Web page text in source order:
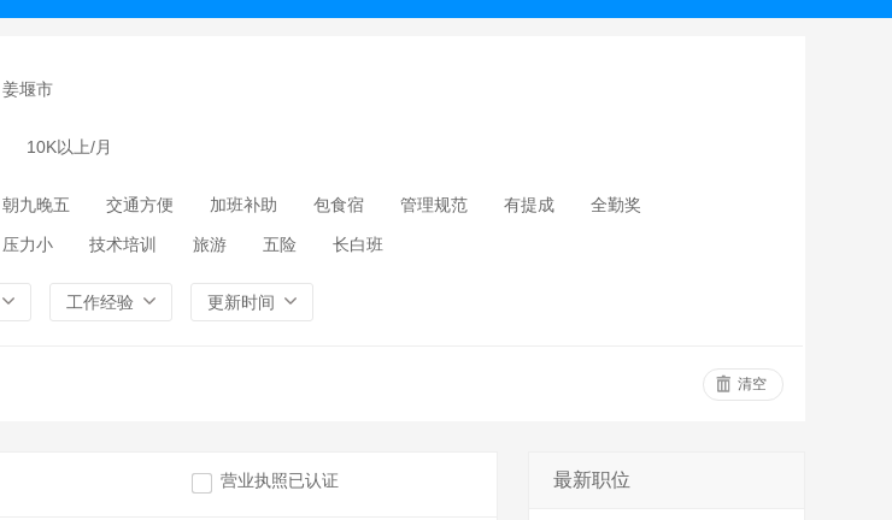
姜堰市
10K以上/月
朝九晚五 交通方便 加班补助 包食宿 管理规范 有提成 全勤奖
压力小 技术培训 旅游 五险 长白班
工作经验 更新时间
清空
营业执照已认证 最新职位